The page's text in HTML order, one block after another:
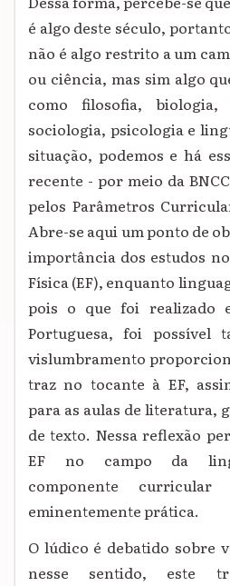
é algo deste século,
não é algo restrito a um
ou ciência, mas sim algo
como filosofia, biologia,
sociologia, psicologia e
situação, podemos e há
recente - por meio da
pelos Parâmetros
Abre-se aqui um ponto de
importância dos estudos
Física (EF), enquanto
pois o que foi realizado
Portuguesa, foi possível
vislumbramento
traz no tocante à EF,
para as aulas de literatura,
de texto. Nessa reflexão
EF no campo da
componente
eminentemente prática.
O lúdico é debatido sobre
nesse sentido, este